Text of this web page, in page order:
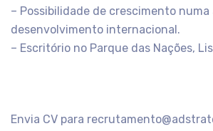
– Possibilidade de crescimento
desenvolvimento internacional.
– Escritório no Parque das Nações,
Envia CV para